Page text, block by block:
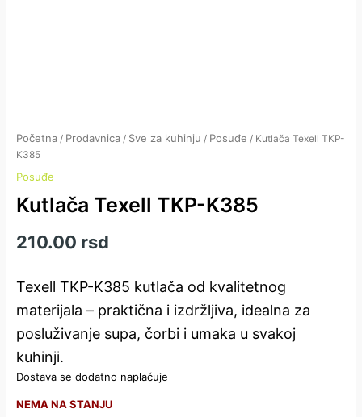
Početna / Prodavnica / Sve za kuhinju / Posuđe / Kutlača Texell TKP-
K385
Posuđe
Kutlača Texell TKP-K385
210.00 rsd
Texell TKP-K385 kutlača od kvalitetnog
materijala – praktična i izdržljiva, idealna za
posluživanje supa, čorbi i umaka u svakoj
kuhinji.
Dostava se dodatno naplaćuje
NEMA NA STANJU